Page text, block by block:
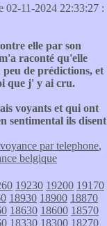
02-11-2024 22:33:27 :
elle par son
raconté qu'elle
de prédictions, et
que j' y ai cru.
voyants et qui ont
sentimental ils disent
voyance par telephone,
belgique
19230 19200 19170
18930 18900 18870
18630 18600 18570
18330 18300 18270